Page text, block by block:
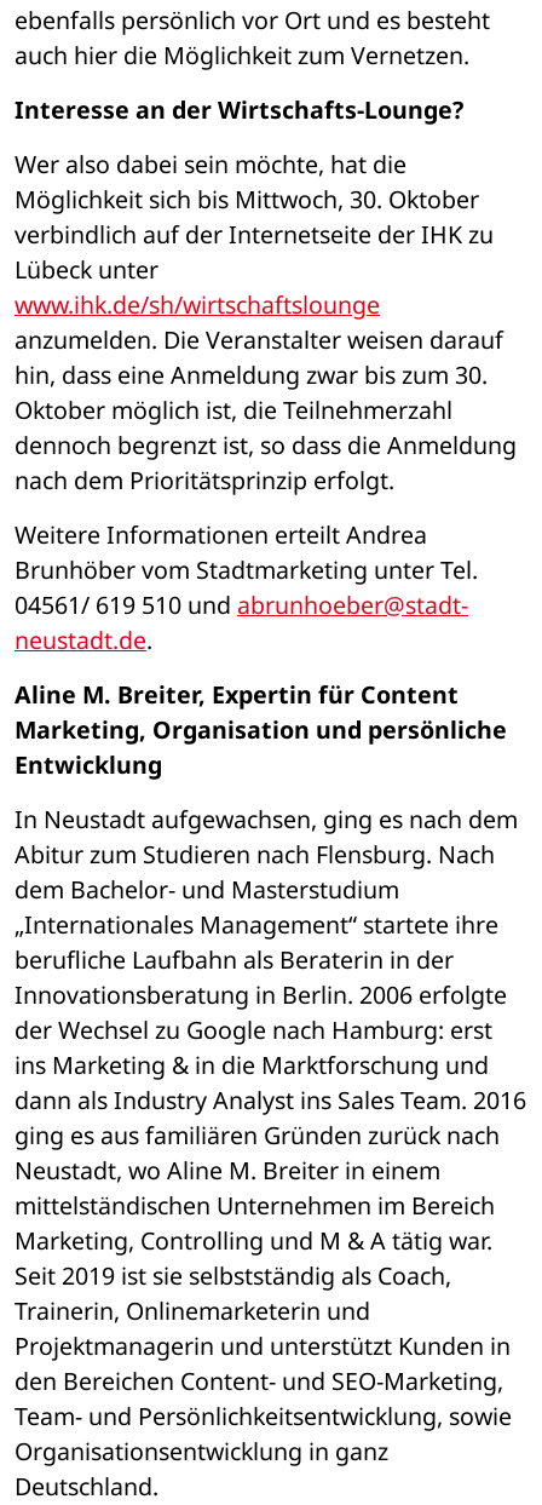
ebenfalls persönlich vor Ort und es besteht
auch hier die Möglichkeit zum Vernetzen.
Interesse an der Wirtschafts-Lounge?
Wer also dabei sein möchte, hat die
Möglichkeit sich bis Mittwoch, 30. Oktober
verbindlich auf der Internetseite der IHK zu
www.ihk.de/sh/wirtschaftslounge
anzumelden. Die Veranstalter weisen darauf
hin, dass eine Anmeldung zwar bis zum 30.
Oktober möglich ist, die Teilnehmerzahl
dennoch begrenzt ist, so dass die Anmeldung
nach dem Prioritätsprinzip erfolgt.
Weitere Informationen erteilt Andrea
Brunhöber vom Stadtmarketing unter Tel.
04561/ 619 510 und abrunhoeber@stadt-
neustadt.de.
Aline M. Breiter, Expertin für Content
Marketing, Organisation und persönliche
Entwicklung
In Neustadt aufgewachsen, ging es nach dem
Abitur zum Studieren nach Flensburg. Nach
dem Bachelor- und Masterstudium
„Internationales Management“ startete ihre
berufliche Laufbahn als Beraterin in der
Innovationsberatung in Berlin. 2006 erfolgte
der Wechsel zu Google nach Hamburg: erst
ins Marketing & in die Marktforschung und
dann als Industry Analyst ins Sales Team. 2016
ging es aus familiären Gründen zurück nach
Neustadt, wo Aline M. Breiter in einem
mittelständischen Unternehmen im Bereich
Marketing, Controlling und M & A tätig war.
Seit 2019 ist sie selbstständig als Coach,
Trainerin, Onlinemarketerin und
Projektmanagerin und unterstützt Kunden in
den Bereichen Content- und SEO-Marketing,
Team- und Persönlichkeitsentwicklung, sowie
Organisationsentwicklung in ganz
Deutschland.